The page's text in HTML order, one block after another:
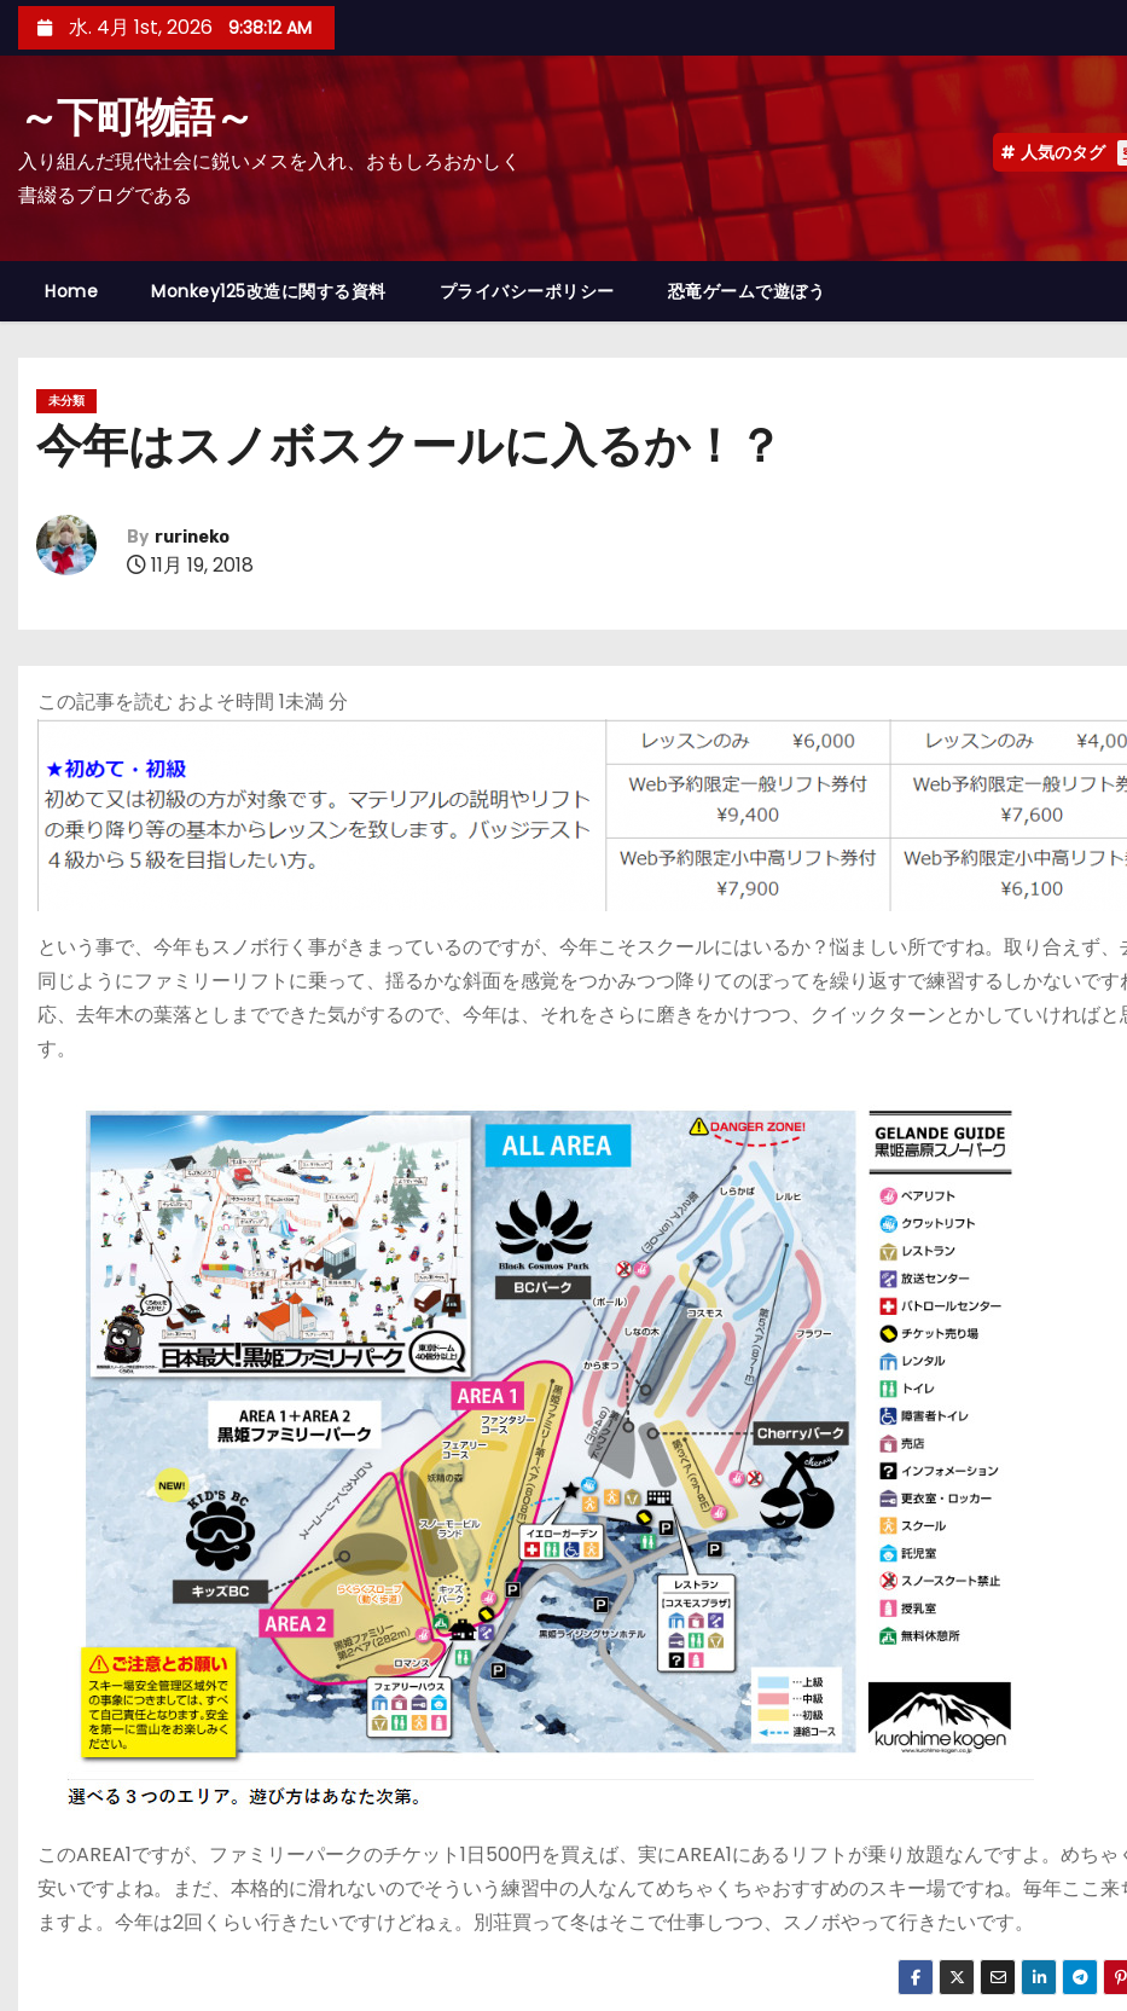
ン
プ
水. 4月 1st, 2026 9:38:13 AM
～下町物語～
入り組んだ現代社会に鋭いメスを入れ、おもしろおかしく
書綴るブログである
人気のタグ
Home Monkey125改造に関する資料 プライバシーポリシー 恐竜ゲームで遊ぼう
未分類
今年はスノボスクールに入るか！？
By rurineko
11月 19, 2018
この記事を読む およそ時間 1未満 分
という事で、今年もスノボ行く事がきまっているのですが、今年こそスクールにはいるか？悩ましい所ですね。取り合えず、
同じようにファミリーリフトに乗って、揺るかな斜面を感覚をつかみつつ降りてのぼってを繰り返すで練習するしかないです
応、去年木の葉落としまでできた気がするので、今年は、それをさらに磨きをかけつつ、クイックターンとかしていければと
す。
このAREA1ですが、ファミリーパークのチケット1日500円を買えば、実にAREA1にあるリフトが乗り放題なんですよ。めちゃ
安いですよね。まだ、本格的に滑れないのでそういう練習中の人なんてめちゃくちゃおすすめのスキー場ですね。毎年ここ来
ますよ。今年は2回くらい行きたいですけどねぇ。別荘買って冬はそこで仕事しつつ、スノボやって行きたいです。